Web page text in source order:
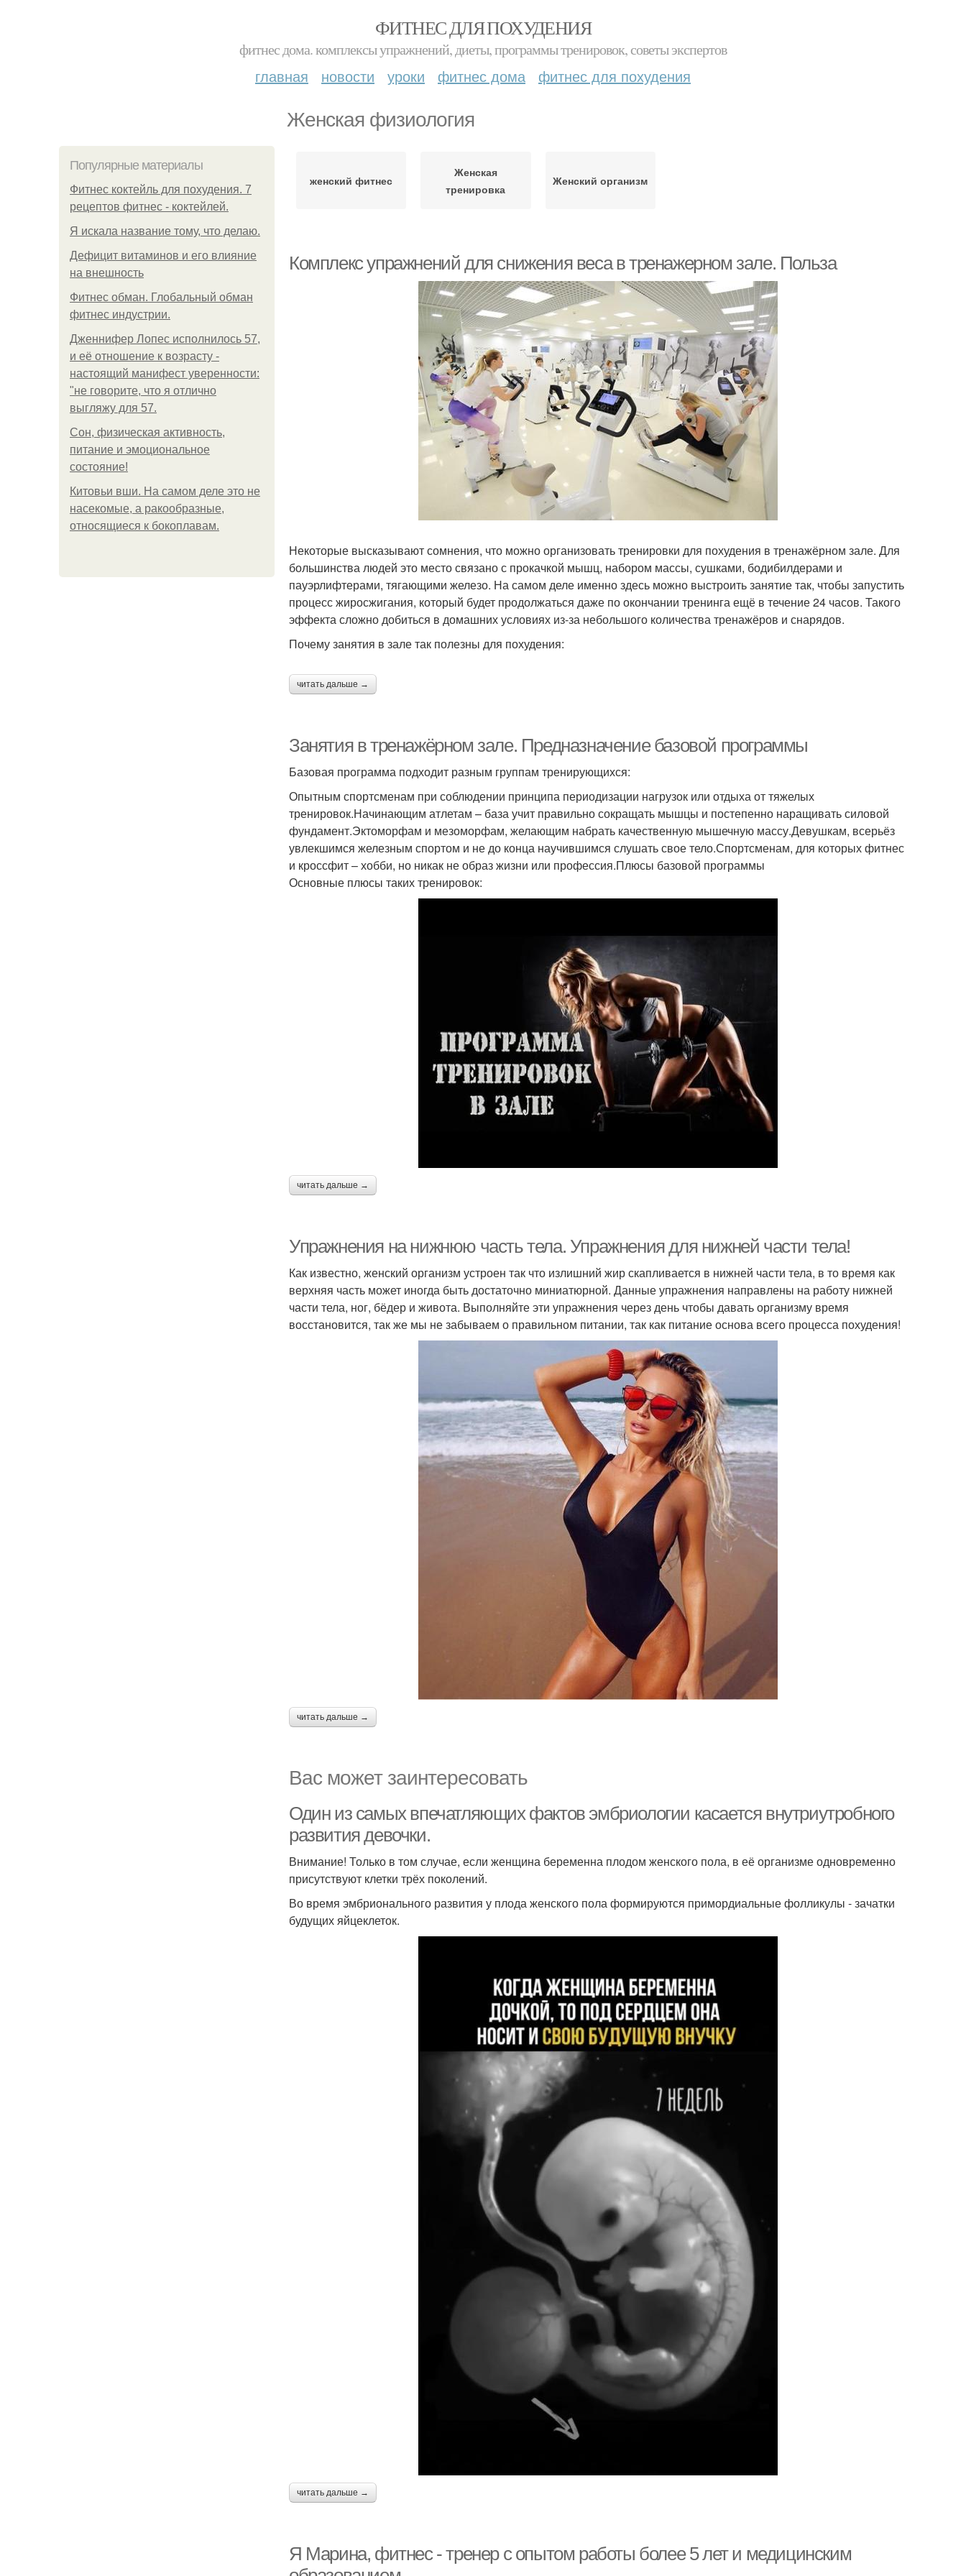
ФИТНЕС ДЛЯ ПОХУДЕНИЯ
фитнес дома. комплексы упражнений, диеты, программы тренировок, советы экспертов
главная новости уроки фитнес дома фитнес для похудения
Женская физиология
Популярные материалы
Фитнес коктейль для похудения. 7
рецептов фитнес - коктейлей.
Я искала название тому, что делаю.
Дефицит витаминов и его влияние
на внешность
Фитнес обман. Глобальный обман
фитнес индустрии.
Дженнифер Лопес исполнилось 57,
и её отношение к возрасту -
настоящий манифест уверенности:
"не говорите, что я отлично
выгляжу для 57.
Сон, физическая активность,
питание и эмоциональное
состояние!
Китовьи вши. На самом деле это не
насекомые, а ракообразные,
относящиеся к бокоплавам.
женский фитнес
Женская
тренировка
Женский организм
Комплекс упражнений для снижения веса в тренажерном зале. Польза
Некоторые высказывают сомнения, что можно организовать тренировки для похудения в тренажёрном зале. Для
большинства людей это место связано с прокачкой мышц, набором массы, сушками, бодибилдерами и
пауэрлифтерами, тягающими железо. На самом деле именно здесь можно выстроить занятие так, чтобы запустить
процесс жиросжигания, который будет продолжаться даже по окончании тренинга ещё в течение 24 часов. Такого
эффекта сложно добиться в домашних условиях из-за небольшого количества тренажёров и снарядов.
Почему занятия в зале так полезны для похудения:
читать дальше →
Занятия в тренажёрном зале. Предназначение базовой программы
Базовая программа подходит разным группам тренирующихся:
Опытным спортсменам при соблюдении принципа периодизации нагрузок или отдыха от тяжелых
тренировок.Начинающим атлетам – база учит правильно сокращать мышцы и постепенно наращивать силовой
фундамент.Эктоморфам и мезоморфам, желающим набрать качественную мышечную массу.Девушкам, всерьёз
увлекшимся железным спортом и не до конца научившимся слушать свое тело.Спортсменам, для которых фитнес
и кроссфит – хобби, но никак не образ жизни или профессия.Плюсы базовой программы
Основные плюсы таких тренировок:
читать дальше →
Упражнения на нижнюю часть тела. Упражнения для нижней части тела!
Как известно, женский организм устроен так что излишний жир скапливается в нижней части тела, в то время как
верхняя часть может иногда быть достаточно миниатюрной. Данные упражнения направлены на работу нижней
части тела, ног, бёдер и живота. Выполняйте эти упражнения через день чтобы давать организму время
восстановится, так же мы не забываем о правильном питании, так как питание основа всего процесса похудения!
читать дальше →
Вас может заинтересовать
Один из самых впечатляющих фактов эмбриологии касается внутриутробного
развития девочки.
Внимание! Только в том случае, если женщина беременна плодом женского пола, в её организме одновременно
присутствуют клетки трёх поколений.
Во время эмбрионального развития у плода женского пола формируются примордиальные фолликулы - зачатки
будущих яйцеклеток.
читать дальше →
Я Марина, фитнес - тренер с опытом работы более 5 лет и медицинским